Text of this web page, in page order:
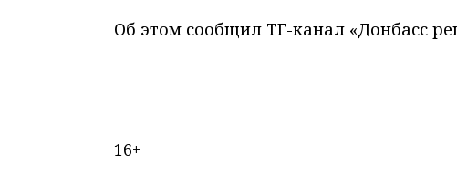
Об этом сообщил ТГ-канал «Донбасс
16+